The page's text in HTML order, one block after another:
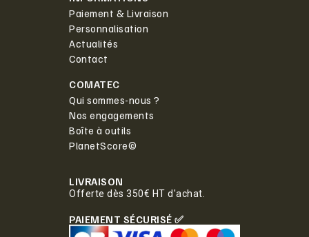
Paiement & Livraison
Personnalisation
Actualités
Contact
COMATEC
Qui sommes-nous ?
Nos engagements
Boîte à outils
PlanetScore©
LIVRAISON
Offerte dès 350€ HT d'achat.
PAIEMENT SÉCURISÉ ✅